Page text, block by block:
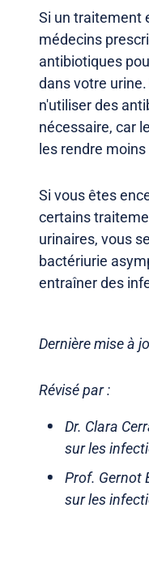
Si un traitement
médecins
antibiotiques
dans votre
n'utiliser des
nécessaire, car
les rendre
Si vous êtes
certains
urinaires, vous
bactériurie
entraîner des
Dernière mise à
Révisé par :
Dr. Clara
sur les
Prof. Gernot
sur les